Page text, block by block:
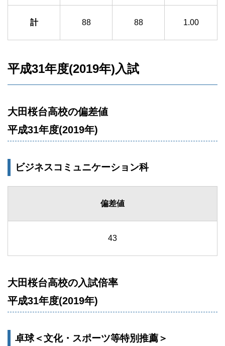
計 88 88 1.00
平成31年度(2019年)入試
大田桜台高校の偏差値
平成31年度(2019年)
ビジネスコミュニケーション科
偏差値
43
大田桜台高校の入試倍率
平成31年度(2019年)
卓球＜文化・スポーツ等特別推薦＞